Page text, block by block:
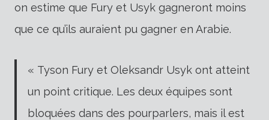
on estime que Fury et Usyk gagneront moins
que ce qu’ils auraient pu gagner en Arabie.
« Tyson Fury et Oleksandr Usyk ont ​​atteint
un point critique. Les deux équipes sont
bloquées dans des pourparlers, mais il est